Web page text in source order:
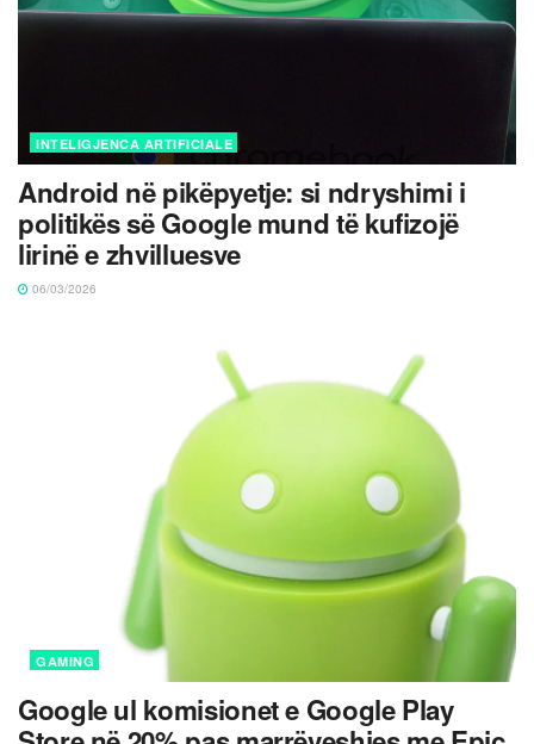
INTELIGJENCA ARTIFICIALE
Android në pikëpyetje: si ndryshimi i
politikës së Google mund të kufizojë
lirinë e zhvilluesve
06/03/2026
GAMING
Google ul komisionet e Google Play